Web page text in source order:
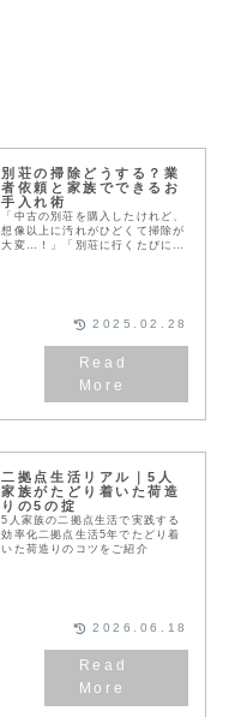
別荘の掃除どうする？業
者依頼と家族でできるお
手入れ術
「中古の別荘を購入したけれど、
想像以上に汚れがひどくて掃除が
大変…！」「別荘に行くたびにホ
2025.02.28
二拠点生活リアル｜5人
家族がたどり着いた荷造
りの5の掟
5人家族の二拠点生活で実践する
効率化二拠点生活5年でたどり着
いた荷造りのコツをご紹介
2026.06.18